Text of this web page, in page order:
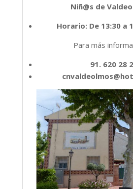
Niñ@s de
Horario: De 13:30 a
Para más
91. 620 28